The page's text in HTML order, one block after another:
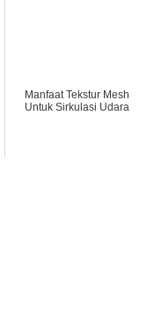
Manfaat Tekstur Mesh
Untuk Sirkulasi Udara